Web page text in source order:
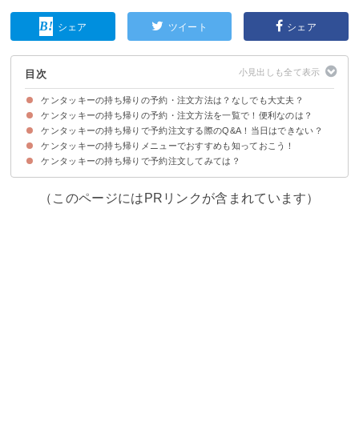
シェア ツイート シェア
目次
ケンタッキーの持ち帰りの予約・注文方法は？なしでも大丈夫？
ケンタッキーに予約なしで行った場合の待ち時間の目安
ケンタッキーの持ち帰りの予約・注文方法を一覧で！便利なのは？
①電話で予約注文
②公式アプリで予約注文
③公式HPでネットから予約注文
④来店して予約注文
ケンタッキーの持ち帰りで予約注文する際のQ&A！当日はできない？
①当日の予約注文はできる？事前はいつまで？
②予約できない時間帯・日はある？
③クーポンはある？使える？
ケンタッキーの持ち帰りメニューでおすすめも知っておこう！
①トクトクパック8ピース（税込2390円）
②オリジナルチキンセット（税込840円）
③期間限定とりの日パック（税込1000円）
ケンタッキーの持ち帰りで予約注文してみては？
（このページにはPRリンクが含まれています）